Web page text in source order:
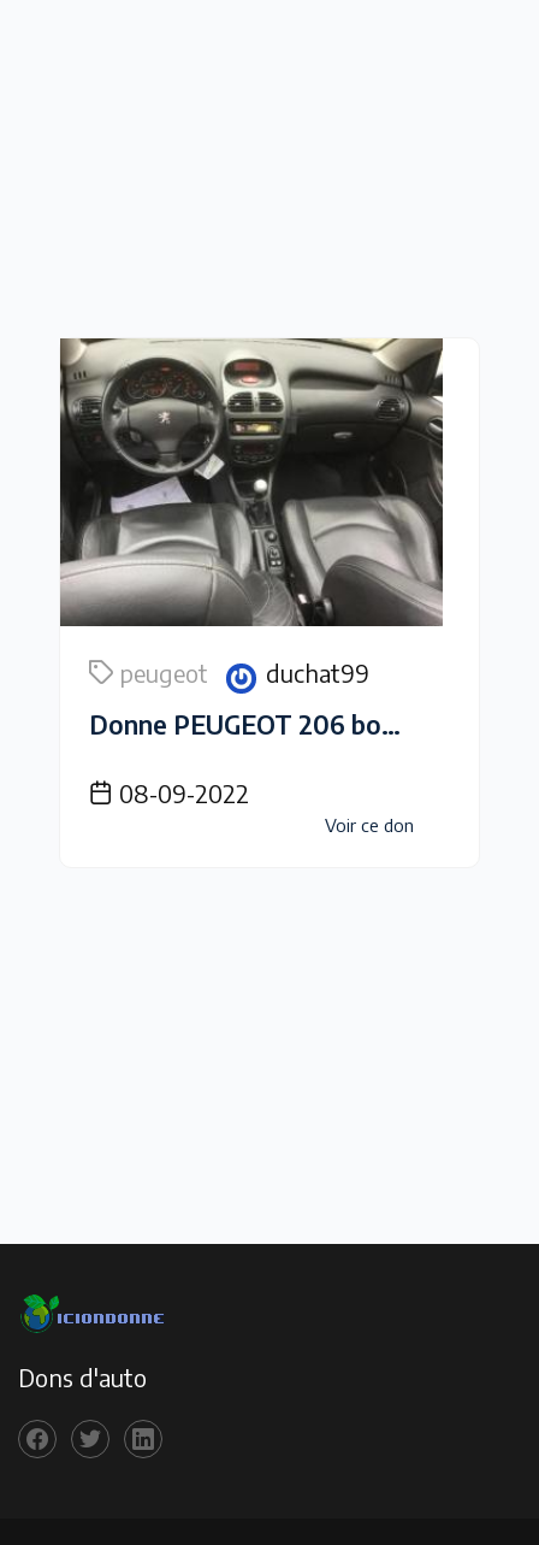
peugeot duchat99
Donne PEUGEOT 206 bonne état aucun frais à prévoir
08-09-2022
Voir ce don
Dons d'auto